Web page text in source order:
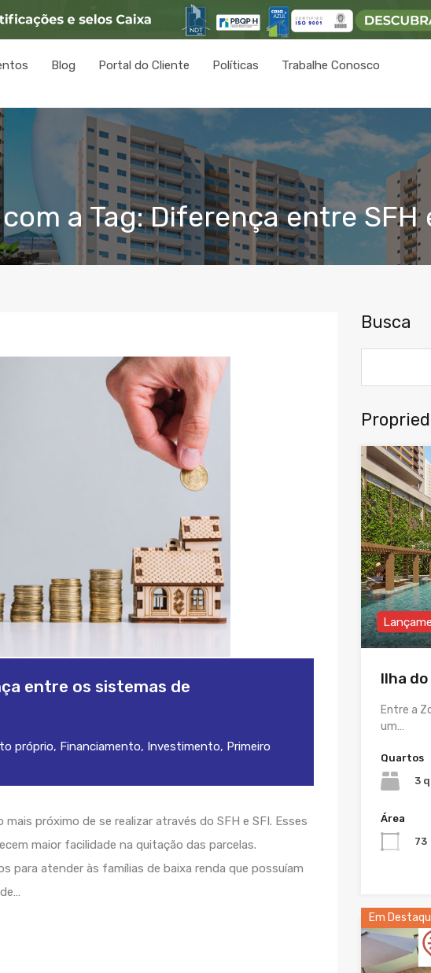
Blog Portal do Cliente Políticas Trabalhe Conosco
a Tag: Diferença entre SFH
entre os sistemas de
próprio, Financiamento, Investimento, Primeiro
próximo de se realizar através do SFH e SFI. Esses
maior facilidade na quitação das parcelas.
para atender às famílias de baixa renda que possuíam
Busca
Ilha
Entre a
um…
Quartos
3
Área
73
Em